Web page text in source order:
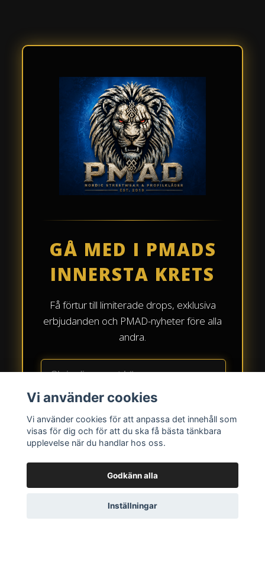
GÅ MED I PMADS
INNERSTA KRETS
Få förtur till limiterade drops, exklusiva
erbjudanden och PMAD-nyheter före alla
andra.
Nordic Streetwear
Vi använder cookies
Vi använder cookies för att anpassa det innehåll som
visas för dig och för att du ska få bästa tänkbara
upplevelse när du handlar hos oss.
Godkänn alla
Inställningar